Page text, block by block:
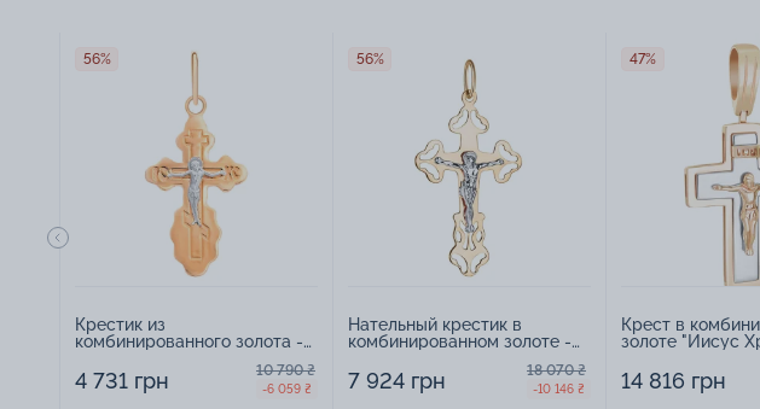
56%
Крестик из
комбинированного золота -
4 731 грн 10 790 ₴
-6 059 ₴
56%
Нательный крестик в
комбинированном золоте -
7 924 грн 18 070 ₴
-10 146 ₴
47%
Крест в
золоте "Иисус
14 816 грн